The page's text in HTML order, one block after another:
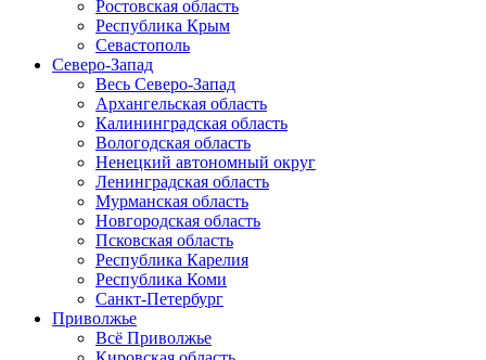
Ростовская область
Республика Крым
Севастополь
Северо-Запад
Весь Северо-Запад
Архангельская область
Калининградская область
Вологодская область
Ненецкий автономный округ
Ленинградская область
Мурманская область
Новгородская область
Псковская область
Республика Карелия
Республика Коми
Санкт-Петербург
Приволжье
Всё Приволжье